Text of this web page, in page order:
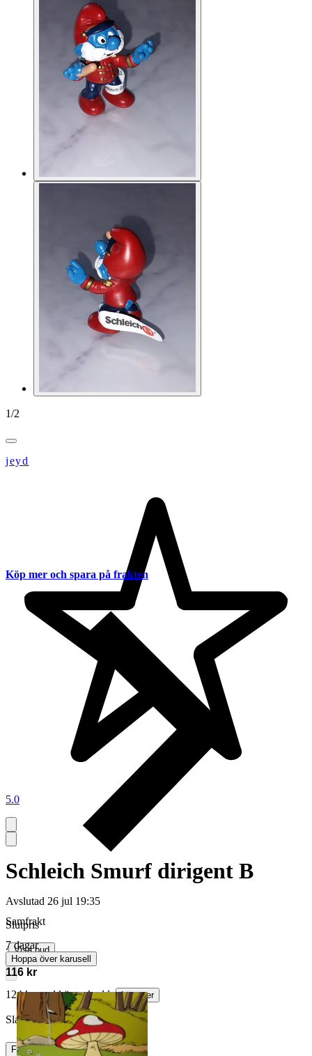
1/2
jeyd
5.0
Schleich Smurf dirigent B
Avslutad 26 jul 19:35
Slutpris
∙ Visa bud
116 kr
124 kr med köparskydd. Läs mer
Slagverk vann auktionen
Frakt24 kr Frimärken
Köp mer och spara på frakten
Samfrakt
7 dagar
Hoppa över karusell